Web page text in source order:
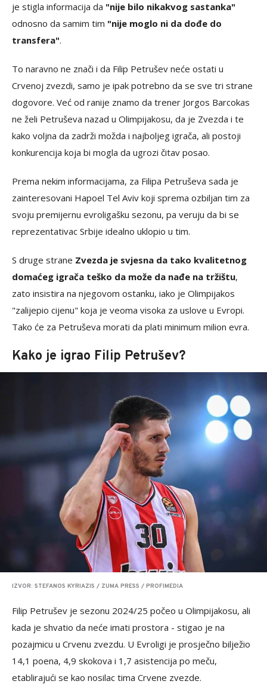
je stigla informacija da "nije bilo nikakvog sastanka"
odnosno da samim tim "nije moglo ni da dođe do
transfera".
To naravno ne znači i da Filip Petrušev neće ostati u
Crvenoj zvezdi, samo je ipak potrebno da se sve tri strane
dogovore. Već od ranije znamo da trener Jorgos Barcokas
ne želi Petruševa nazad u Olimpijakosu, da je Zvezda i te
kako voljna da zadrži možda i najboljeg igrača, ali postoji
konkurencija koja bi mogla da ugrozi čitav posao.
Prema nekim informacijama, za Filipa Petruševa sada je
zainteresovani Hapoel Tel Aviv koji sprema ozbiljan tim za
svoju premijernu evroligašku sezonu, pa veruju da bi se
reprezentativac Srbije idealno uklopio u tim.
S druge strane Zvezda je svjesna da tako kvalitetnog
domaćeg igrača teško da može da nađe na tržištu,
zato insistira na njegovom ostanku, iako je Olimpijakos
"zalijepio cijenu" koja je veoma visoka za uslove u Evropi.
Tako će za Petruševa morati da plati minimum milion evra.
Kako je igrao Filip Petrušev?
IZVOR: STEFANOS KYRIAZIS / ZUMA PRESS / PROFIMEDIA
Filip Petrušev je sezonu 2024/25 počeo u Olimpijakosu, ali
kada je shvatio da neće imati prostora - stigao je na
pozajmicu u Crvenu zvezdu. U Evroligi je prosječno bilježio
14,1 poena, 4,9 skokova i 1,7 asistencija po meču,
etablirajući se kao nosilac tima Crvene zvezde.